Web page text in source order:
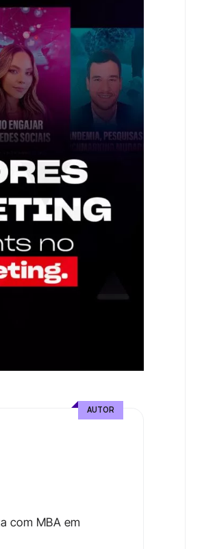
com MBA em
AUTOR